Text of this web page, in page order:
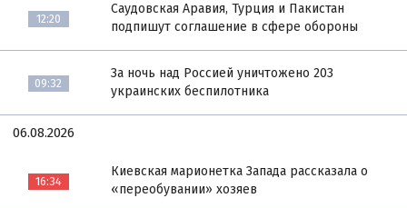
12:20
Саудовская Аравия, Турция и Пакистан
подпишут соглашение в сфере обороны
09:32
За ночь над Россией уничтожено 203
украинских беспилотника
06.08.2026
16:34
Киевская марионетка Запада рассказала о
«переобувании» хозяев